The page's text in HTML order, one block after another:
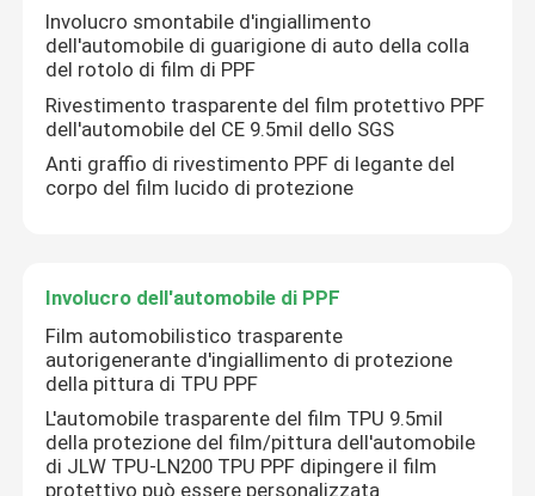
Fatory Tour
Controllo di qualità
Contattaci
Tutti i casi
VR
Film di TPU PPF
Involucro smontabile d'ingiallimento
dell'automobile di guarigione di auto della colla
del rotolo di film di PPF
Rivestimento trasparente del film protettivo PPF
dell'automobile del CE 9.5mil dello SGS
Anti graffio di rivestimento PPF di legante del
corpo del film lucido di protezione
Involucro dell'automobile di PPF
Film automobilistico trasparente
autorigenerante d'ingiallimento di protezione
della pittura di TPU PPF
L'automobile trasparente del film TPU 9.5mil
della protezione del film/pittura dell'automobile
di JLW TPU-LN200 TPU PPF dipingere il film
protettivo può essere personalizzata